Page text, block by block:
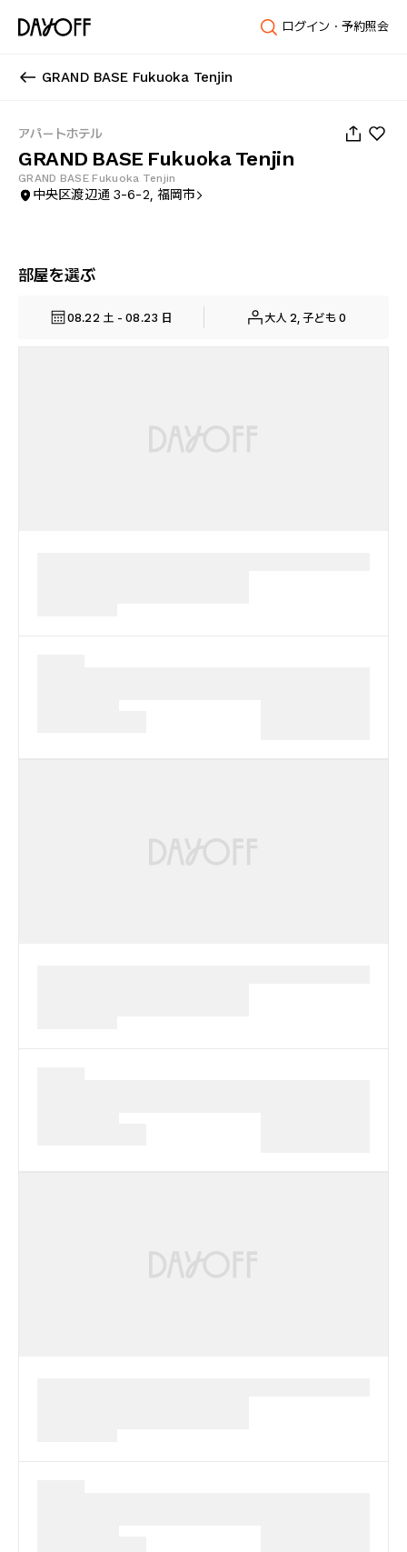
ログイン・予約照会
GRAND BASE Fukuoka Tenjin
アパートホテル
GRAND BASE Fukuoka Tenjin
GRAND BASE Fukuoka Tenjin
中央区渡辺通 3-6-2, 福岡市
部屋を選ぶ
08.22 土 - 08.23 日 大人 2, 子ども 0